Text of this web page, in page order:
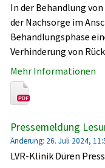
In der Behandlung
der Nachsorge im
Behandlungsphase
Verhinderung von
Mehr Informationen
Pressemeldung
Änderung: 26. Juli 2024,
LVR-Klinik Düren